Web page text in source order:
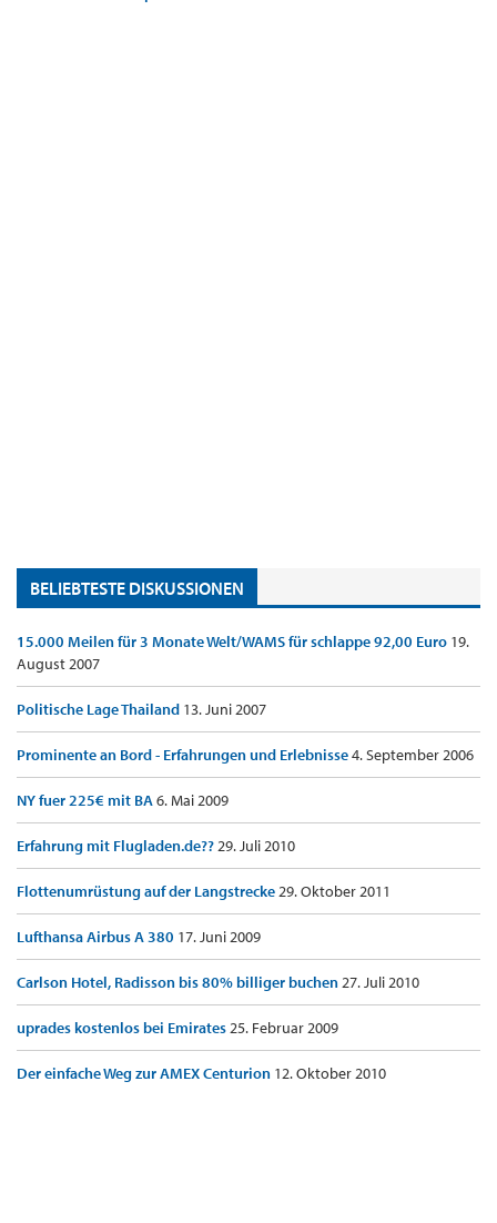
BELIEBTESTE DISKUSSIONEN
15.000 Meilen für 3 Monate Welt/WAMS für schlappe 92,00 Euro 19.
August 2007
Politische Lage Thailand 13. Juni 2007
Prominente an Bord - Erfahrungen und Erlebnisse4. September 2006
NY fuer 225€ mit BA6. Mai 2009
Erfahrung mit Flugladen.de??29. Juli 2010
Flottenumrüstung auf der Langstrecke29. Oktober 2011
Lufthansa Airbus A 380 17. Juni 2009
Carlson Hotel, Radisson bis 80% billiger buchen27. Juli 2010
uprades kostenlos bei Emirates25. Februar 2009
Der einfache Weg zur AMEX Centurion 12. Oktober 2010